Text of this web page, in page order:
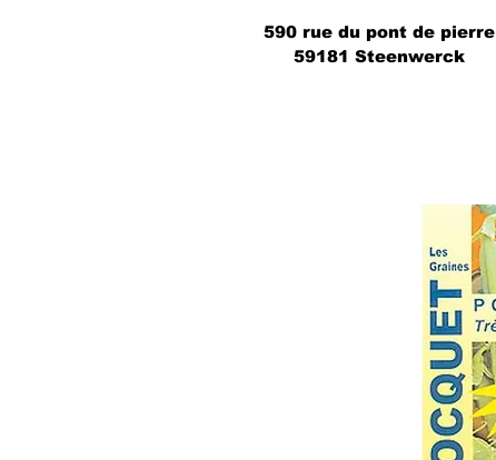
590 rue du pont de pierre
59181 Steenwerck